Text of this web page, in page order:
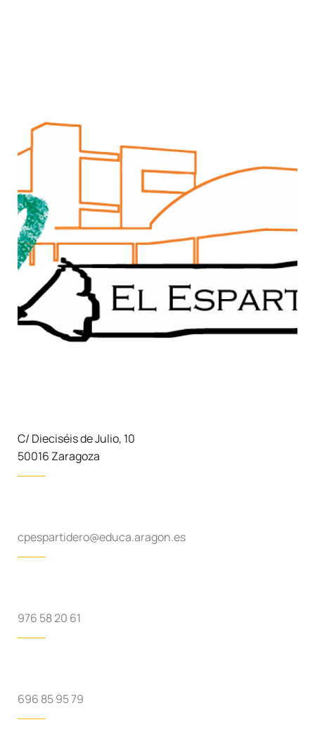
C/ Dieciséis de Julio, 10
50016 Zaragoza
cpespartidero@educa.aragon.es
976 58 20 61
696 85 95 79